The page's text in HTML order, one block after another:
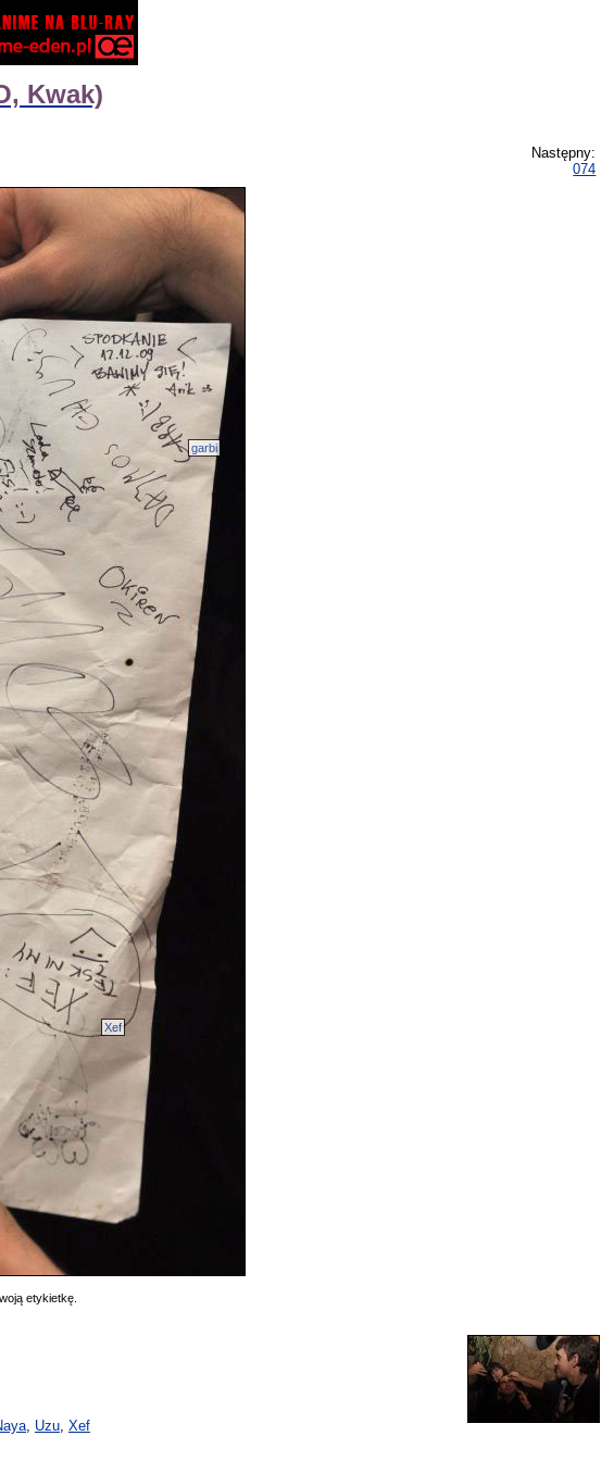
Kwak)
Następny:
074
garbi
Xef
etykietkę.
Uzu Xef